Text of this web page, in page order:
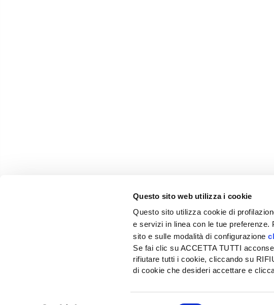
Questo sito web utilizza i cookie
Questo sito utilizza cookie di
e servizi in linea con le tue
sito e sulle modalità di configurazione
Se fai clic su ACCETTA TUTTI
rifiutare tutti i cookie, cliccando su
di cookie che desideri accettare e
EDIZIONI L'INFORMATORE AGRARIO Srl